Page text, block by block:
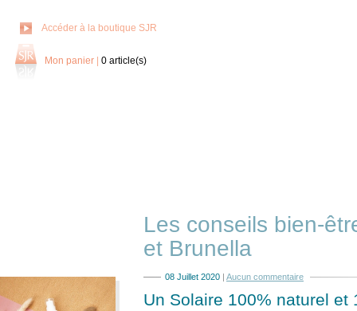
Accéder à la boutique SJR
Mon panier 0 article(s)
Les conseils bien-
et Brunella
08 Juillet 2020 | Aucun commentaire
Un Solaire 100% naturel et